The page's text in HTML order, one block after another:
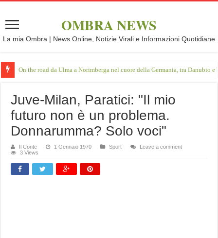
OMBRA NEWS
La mia Ombra | News Online, Notizie Virali e Informazioni Quotidiane
On the road da Ulma a Norimberga nel cuore della Germania, tra Danubio
Juve-Milan, Paratici: "Il mio
futuro non è un problema.
Donnarumma? Solo voci"
Il Conte 1 Gennaio 1970 Sport
Leave a comment
3 Views